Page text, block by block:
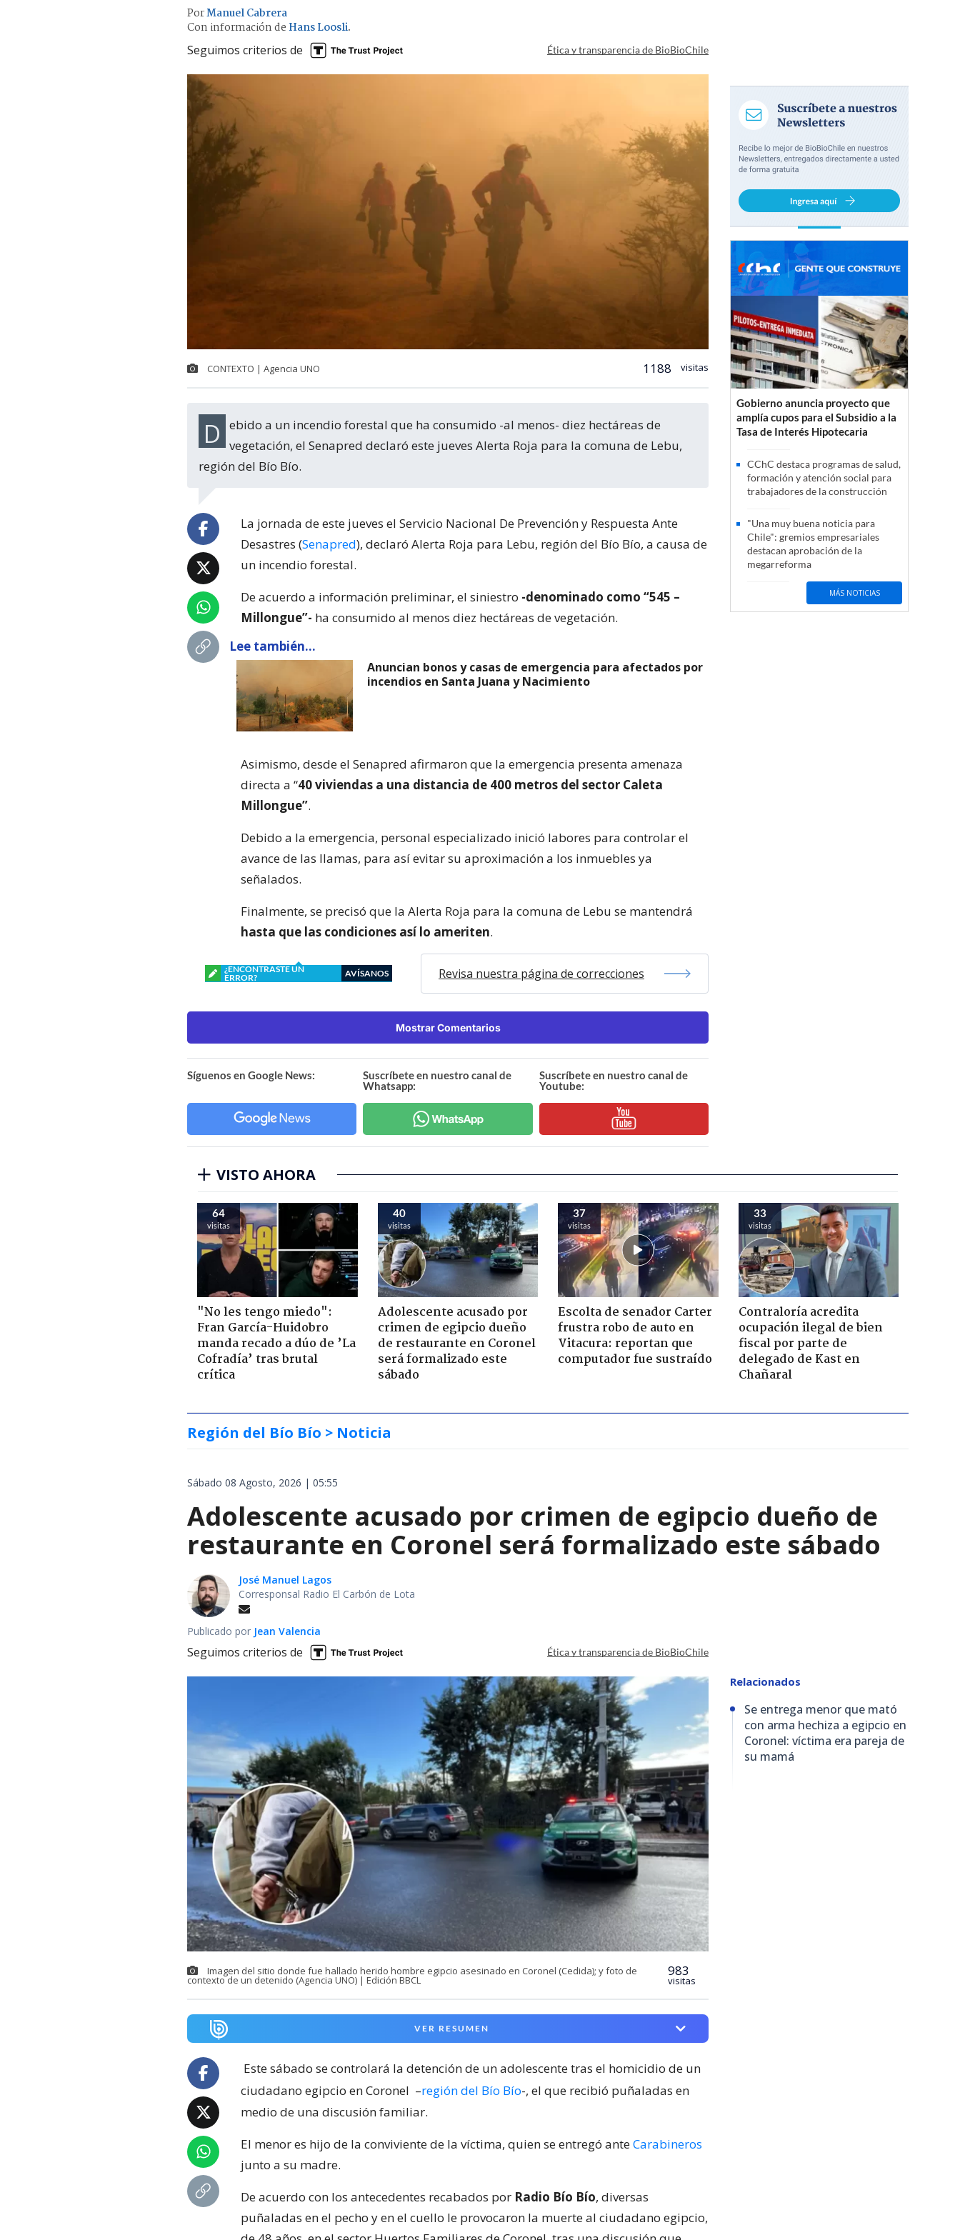
PorManuel Cabrera
Con información deHans Loosli.
Seguimos criterios de Ética y transparencia de BioBioChile
CONTEXTO | Agencia UNO 1188 visitas
Debido a un incendio forestal que ha consumido -al menos- diez hectáreas de
vegetación, el Senapred declaró este jueves Alerta Roja para la comuna de Lebu,
región del Bío Bío.
La jornada de este jueves el Servicio Nacional De Prevención y Respuesta Ante
Desastres (Senapred), declaró Alerta Roja para Lebu, región del Bío Bío, a causa de
un incendio forestal.
De acuerdo a información preliminar, el siniestro -denominado como “545 –
Millongue”- ha consumido al menos diez hectáreas de vegetación.
Lee también...
Anuncian bonos y casas de emergencia para afectados por
incendios en Santa Juana y Nacimiento
Asimismo, desde el Senapred afirmaron que la emergencia presenta amenaza
directa a “40 viviendas a una distancia de 400 metros del sector Caleta
Millongue”.
Debido a la emergencia, personal especializado inició labores para controlar el
avance de las llamas, para así evitar su aproximación a los inmuebles ya
señalados.
Finalmente, se precisó que la Alerta Roja para la comuna de Lebu se mantendrá
hasta que las condiciones así lo ameriten.
¿ENCONTRASTE UN
ERROR?
AVÍSANOS Revisa nuestra página de correcciones
Mostrar Comentarios
Síguenos en Google News:
Suscríbete en nuestro canal de
Whatsapp:
Suscríbete en nuestro canal de
Youtube:
Gobierno anuncia proyecto que
amplía cupos para el Subsidio a la
Tasa de Interés Hipotecaria
CChC destaca programas de salud,
formación y atención social para
trabajadores de la construcción
"Una muy buena noticia para
Chile": gremios empresariales
destacan aprobación de la
megarreforma
MÁS NOTICIAS
VISTO AHORA
64
visitas
"No les tengo miedo":
Fran García-Huidobro
manda recado a dúo de ’La
Cofradía’ tras brutal
crítica
40
visitas
Adolescente acusado por
crimen de egipcio dueño
de restaurante en Coronel
será formalizado este
sábado
37
visitas
Escolta de senador Carter
frustra robo de auto en
Vitacura: reportan que
computador fue sustraído
33
visitas
Contraloría acredita
ocupación ilegal de bien
fiscal por parte de
delegado de Kast en
Chañaral
Región del Bío Bío > Noticia
Sábado 08 Agosto, 2026 | 05:55
Adolescente acusado por crimen de egipcio dueño de
restaurante en Coronel será formalizado este sábado
José Manuel Lagos
Corresponsal Radio El Carbón de Lota
Publicado por Jean Valencia
Seguimos criterios de Ética y transparencia de BioBioChile
Imagen del sitio donde fue hallado herido hombre egipcio asesinado en Coronel (Cedida); y foto de
contexto de un detenido (Agencia UNO) | Edición BBCL
983
visitas
VER RESUMEN
Este sábado se controlará la detención de un adolescente tras el homicidio de un
ciudadano egipcio en Coronel –región del Bío Bío-, el que recibió puñaladas en
medio de una discusión familiar.
El menor es hijo de la conviviente de la víctima, quien se entregó anteCarabineros
junto a su madre.
De acuerdo con los antecedentes recabados por Radio Bío Bío, diversas
puñaladas en el pecho y en el cuello le provocaron la muerte al ciudadano egipcio,
Relacionados
Se entrega menor que mató
con arma hechiza a egipcio en
Coronel: víctima era pareja de
su mamá